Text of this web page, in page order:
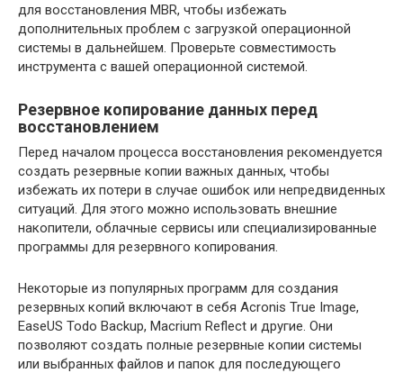
для восстановления MBR, чтобы избежать
дополнительных проблем с загрузкой операционной
системы в дальнейшем. Проверьте совместимость
инструмента с вашей операционной системой.
Резервное копирование данных перед
восстановлением
Перед началом процесса восстановления рекомендуется
создать резервные копии важных данных, чтобы
избежать их потери в случае ошибок или непредвиденных
ситуаций. Для этого можно использовать внешние
накопители, облачные сервисы или специализированные
программы для резервного копирования.
Некоторые из популярных программ для создания
резервных копий включают в себя Acronis True Image,
EaseUS Todo Backup, Macrium Reflect и другие. Они
позволяют создать полные резервные копии системы
или выбранных файлов и папок для последующего